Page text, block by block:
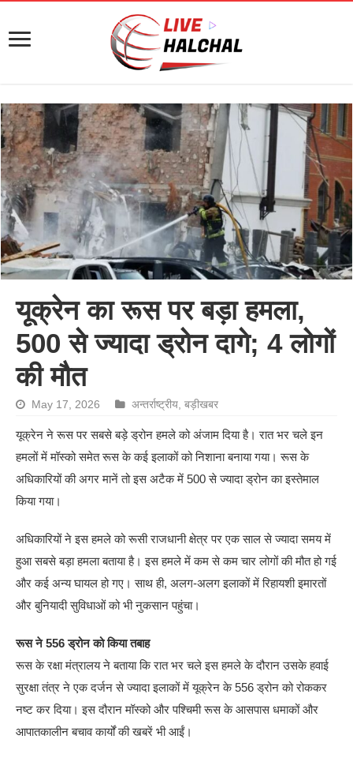
यूक्रेन का रूस पर बड़ा हमला,
500 से ज्यादा ड्रोन दागे; 4 लोगों
की मौत
May 17, 2026 अन्तर्राष्ट्रीय ,बड़ीखबर
यूक्रेन ने रूस पर सबसे बड़े ड्रोन हमले को अंजाम दिया है। रात भर चले इन
हमलों में मॉस्को समेत रूस के कई इलाकों को निशाना बनाया गया। रूस के
अधिकारियों की अगर मानें तो इस अटैक में 500 से ज्यादा ड्रोन का इस्तेमाल
किया गया।
अधिकारियों ने इस हमले को रूसी राजधानी क्षेत्र पर एक साल से ज्यादा समय में
हुआ सबसे बड़ा हमला बताया है। इस हमले में कम से कम चार लोगों की मौत हो गई
और कई अन्य घायल हो गए। साथ ही, अलग-अलग इलाकों में रिहायशी इमारतों
और बुनियादी सुविधाओं को भी नुकसान पहुंचा।
रूस ने 556 ड्रोन को किया तबाह
रूस के रक्षा मंत्रालय ने बताया कि रात भर चले इस हमले के दौरान उसके हवाई
सुरक्षा तंत्र ने एक दर्जन से ज्यादा इलाकों में यूक्रेन के 556 ड्रोन को रोककर
नष्ट कर दिया। इस दौरान मॉस्को और पश्चिमी रूस के आसपास धमाकों और
आपातकालीन बचाव कार्यों की खबरें भी आईं।